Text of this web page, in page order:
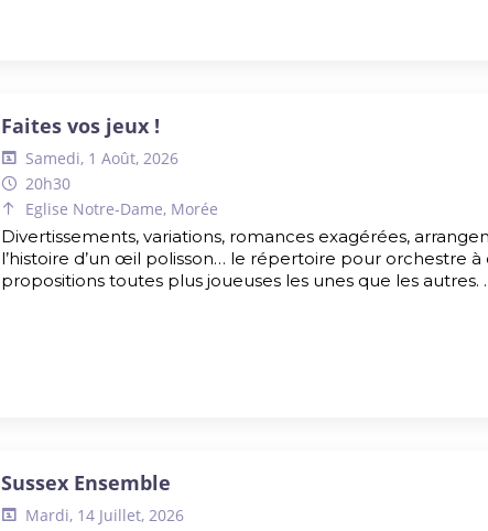
Faites vos jeux !
Samedi, 1 Août, 2026
20h30
Eglise Notre-Dame, Morée
Divertissements, variations, romances exagérées,
l’histoire d’un œil polisson… le répertoire pour orchestre
propositions toutes plus joueuses les unes que les autres.
Sussex Ensemble
Mardi, 14 Juillet, 2026